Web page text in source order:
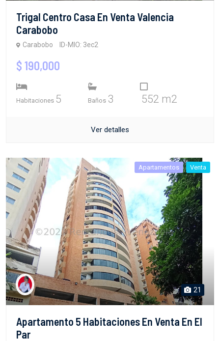
Trigal Centro Casa En Venta Valencia
Carabobo
Carabobo ID-MIO: 3ec2
$ 190,000
Habitaciones 5 Baños 3 552 m2
Ver detalles
Apartamentos Venta
21
Apartamento 5 Habitaciones En Venta En El
Par